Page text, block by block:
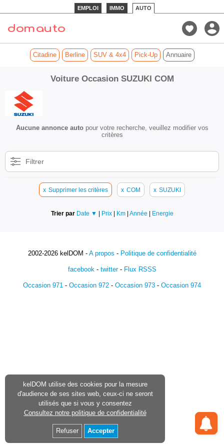
EMPLOI IMMO AUTO
Citadine Berline SUV & 4x4 Pick-Up Annuaire
Voiture Occasion SUZUKI COM
Aucune annonce autopour votre recherche, veuillez modifier vos
critères
Filtrer
x Supprimer les critères x COM x SUZUKI
Trier par Date ▼ | Prix | Km | Année | Energie
2002-2026 kelDOM - A propos - Politique de confidentialité
facebook- twitter- Flux RSSS
Occasion 971 - Occasion 972 - Occasion 973 - Occasion 974
kelDOM utilise des cookies pour la mesure
d'audience de ses sites web, ceux-ci ne seront
utilisés que si vous y consentez
Consultez notre politique de confidentialité
Refuser Accepter